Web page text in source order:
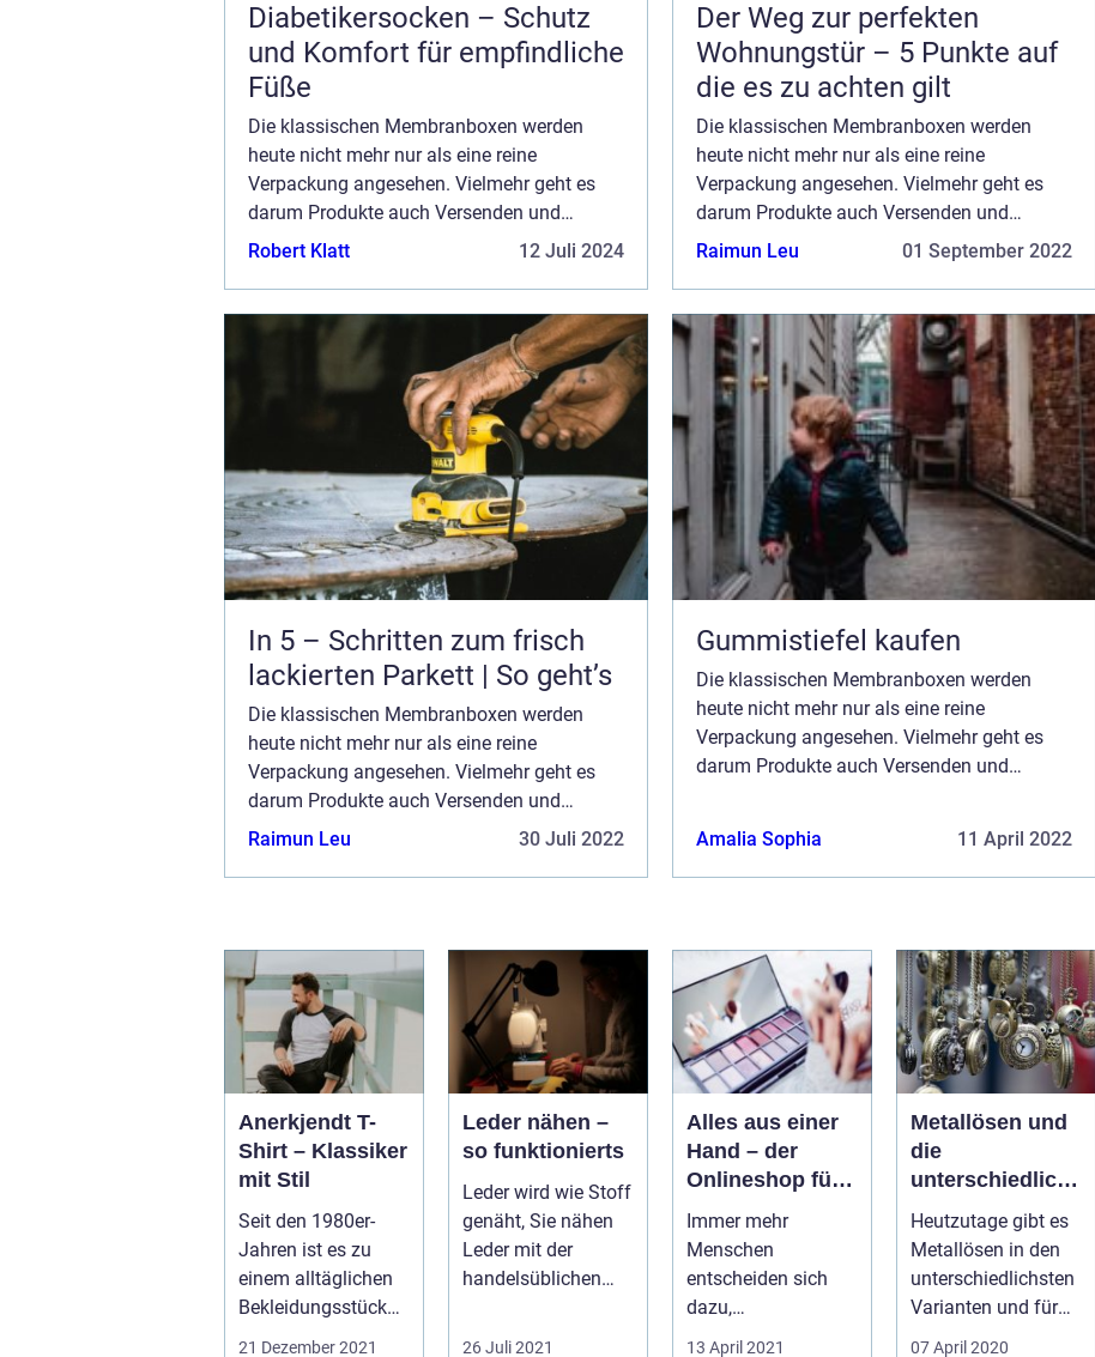
Diabetikersocken – Schutz
und Komfort für empfindliche
Füße
Die klassischen Membranboxen werden
heute nicht mehr nur als eine reine
Verpackung angesehen. Vielmehr geht es
darum Produkte auch Versenden und
Aufbewahren zu können. Hochwertige und
Robert Klatt 12 Juli 2024
Der Weg zur perfekten
Wohnungstür – 5 Punkte auf
die es zu achten gilt
Die klassischen Membranboxen werden
heute nicht mehr nur als eine reine
Verpackung angesehen. Vielmehr geht es
darum Produkte auch Versenden und
Aufbewahren zu können. Hochwertige und
Raimun Leu 01 September 2022
In 5 – Schritten zum frisch
lackierten Parkett | So geht’s
Die klassischen Membranboxen werden
heute nicht mehr nur als eine reine
Verpackung angesehen. Vielmehr geht es
darum Produkte auch Versenden und
Aufbewahren zu können. Hochwertige und
Raimun Leu 30 Juli 2022
Gummistiefel kaufen
Die klassischen Membranboxen werden
heute nicht mehr nur als eine reine
Verpackung angesehen. Vielmehr geht es
darum Produkte auch Versenden und
Handumdrehen verstauen, ve...
Amalia Sophia 11 April 2022
Anerkjendt T-
Shirt – Klassiker
mit Stil
Seit den 1980er-
Jahren ist es zu
einem alltäglichen
Bekleidungsstück
geworden, das T-
21 Dezember 2021
Leder nähen –
so funktionierts
Leder wird wie Stoff
genäht, Sie nähen
Leder mit der
handelsüblichen
Allerdings sind be...
26 Juli 2021
Alles aus einer
Hand – der
Onlineshop für
Beautyprodukte
Immer mehr
Menschen
entscheiden sich
dazu,
unterschiedliche
13 April 2021
Metallösen und
die
unterschiedliche
Auswahl
Heutzutage gibt es
Metallösen in den
unterschiedlichsten
Varianten und für
die verschiedensten
07 April 2020